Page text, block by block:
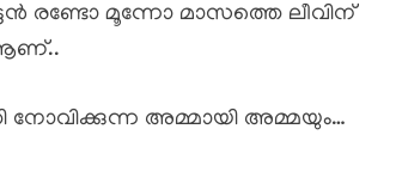
രണ്ടോ മൂന്നോ മാസത്തെ ലീവിന്
ആണ്..
അമ്മായി അമ്മയും…